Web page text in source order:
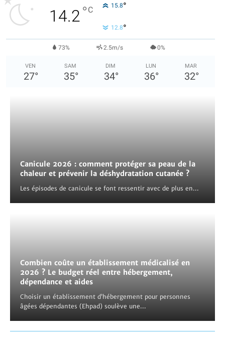
14.2°C 15.8°
12.8°
73% 2.5m/s 0%
VEN
27°
SAM
35°
DIM
34°
LUN
36°
MAR
32°
Canicule 2026 : comment protéger sa peau de la
chaleur et prévenir la déshydratation cutanée ?
Les épisodes de canicule se font ressentir avec de plus en...
Combien coûte un établissement médicalisé en
2026 ? Le budget réel entre hébergement,
dépendance et aides
Choisir un établissement d’hébergement pour personnes
âgées dépendantes (Ehpad) soulève une...